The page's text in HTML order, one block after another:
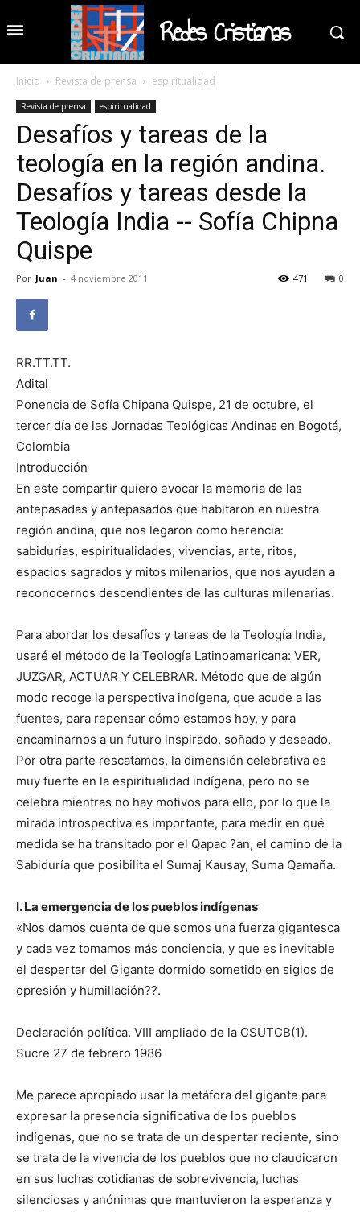
Redes Cristianas
Inicio Revista de prensa espiritualidad
Revista de prensa espiritualidad
Desafíos y tareas de la
teología en la región andina.
Desafíos y tareas desde la
Teología India -- Sofía Chipna
Quispe
Por Juan - 4 noviembre 2011 0
471
RR.TT.TT.
Adital
Ponencia de Sofía Chipana Quispe, 21 de octubre, el
tercer día de las Jornadas Teológicas Andinas en Bogotá,
Colombia
Introducción
En este compartir quiero evocar la memoria de las
antepasadas y antepasados que habitaron en nuestra
región andina, que nos legaron como herencia:
sabidurías, espiritualidades, vivencias, arte, ritos,
espacios sagrados y mitos milenarios, que nos ayudan a
reconocernos descendientes de las culturas milenarias.
Para abordar los desafíos y tareas de la Teología India,
usaré el método de la Teología Latinoamericana: VER,
JUZGAR, ACTUAR Y CELEBRAR. Método que de algún
modo recoge la perspectiva indígena, que acude a las
fuentes, para repensar cómo estamos hoy, y para
encaminarnos a un futuro inspirado, soñado y deseado.
Por otra parte rescatamos, la dimensión celebrativa es
muy fuerte en la espiritualidad indígena, pero no se
celebra mientras no hay motivos para ello, por lo que la
mirada introspectiva es importante, para medir en qué
medida se ha transitado por el Qapac ?an, el camino de la
Sabiduría que posibilita el Sumaj Kausay, Suma Qamaña.
I. La emergencia de los pueblos indígenas
«Nos damos cuenta de que somos una fuerza gigantesca
y cada vez tomamos más conciencia, y que es inevitable
el despertar del Gigante dormido sometido en siglos de
opresión y humillación??.
Declaración política. VIII ampliado de la CSUTCB(1).
Sucre 27 de febrero 1986
Me parece apropiado usar la metáfora del gigante para
expresar la presencia significativa de los pueblos
indígenas, que no se trata de un despertar reciente, sino
se trata de la vivencia de los pueblos que no claudicaron
en sus luchas cotidianas de sobrevivencia, luchas
silenciosas y anónimas que mantuvieron la esperanza y